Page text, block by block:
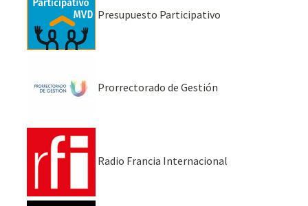
Presupuesto Participativo
Prorrectorado de Gestión
Radio Francia Internacional